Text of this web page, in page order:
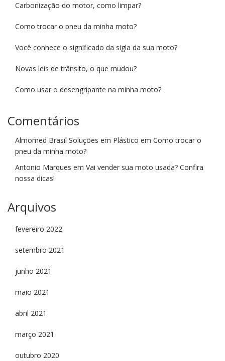
Carbonização do motor, como limpar?
Como trocar o pneu da minha moto?
Você conhece o significado da sigla da sua moto?
Novas leis de trânsito, o que mudou?
Como usar o desengripante na minha moto?
Comentários
Almomed Brasil Soluções em Plástico em Como trocar o
pneu da minha moto?
Antonio Marques em Vai vender sua moto usada? Confira
nossa dicas!
Arquivos
fevereiro 2022
setembro 2021
junho 2021
maio 2021
abril 2021
março 2021
outubro 2020